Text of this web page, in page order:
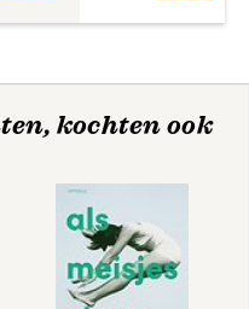
kochten ook